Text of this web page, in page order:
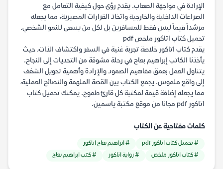
الإرادة في مواجهة الصعاب. يقدم رؤى حول كيفية التعامل مع
الصراعات الداخلية والخارجية واتخاذ القرارات المصيرية، مما يجعله
مرشداً قيماً ليس فقط للمسافرين بل لكل من يسعى للنمو الشخصي.
تحميل كتاب اتاكور ملخص pdf
يقدم كتاب اتاكور خلاصة تجربة غنية في السفر واكتشاف الذات، حيث
يأخذنا الكاتب إبراهيم بعاج في رحلة مشوقة من التحديات إلى النجاح.
يتناول العمل بعمق مفاهيم الصمود والإرادة وأهمية تحويل الشغف
إلى واقع ملموس. يجمع الكتاب بين القصة الملهمة والنصائح العملية،
مما يجعله إضافة قيمة لمكتبة كل قارئ طموح. يمكنك تحميل كتاب
اتاكور pdf مجانا من موقع مكتبة ياسمين.
كلمات مفتاحية عن الكتاب
# تحميل كتاب اتاكور pdf
# ابراهيم بعاج اتاكور
# كتاب اتاكور ملخص
# رواية اتاكور # كتب ابراهيم بعاج